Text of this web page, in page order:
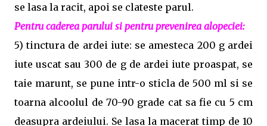
se lasa la racit, apoi se clateste parul.
Pentru caderea parului si pentru prevenirea alopeciei:
5) tinctura de ardei iute: se amesteca 200 g ardei
iute uscat sau 300 de g de ardei iute proaspat, se
taie marunt, se pune intr-o sticla de 500 ml si se
toarna alcoolul de 70-90 grade cat sa fie cu 5 cm
deasupra ardeiului. Se lasa la macerat timp de 10